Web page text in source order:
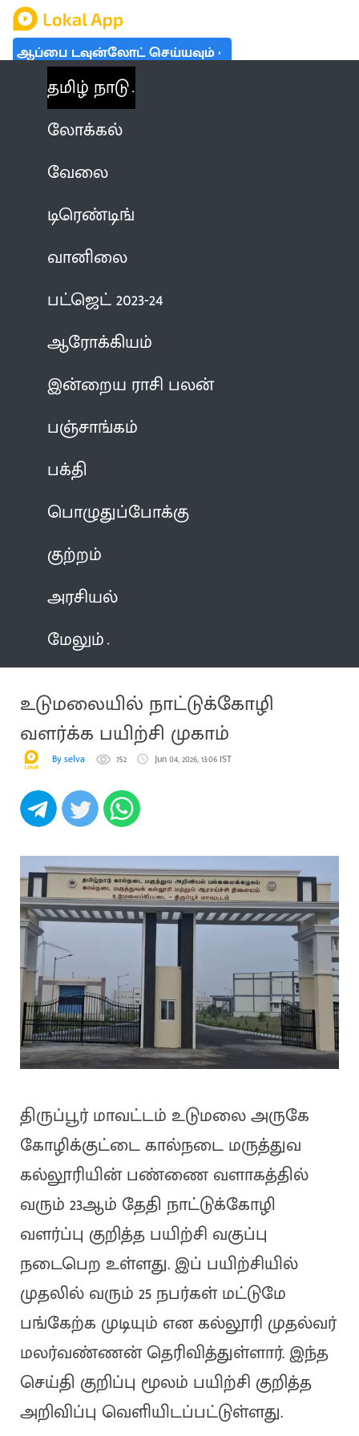
ஆப்பை டவுன்லோட் செய்யவும்
தமிழ் நாடு
லோக்கல்
வேலை
டிரெண்டிங்
வானிலை
பட்ஜெட் 2023-24
ஆரோக்கியம்
இன்றைய ராசி பலன்
பஞ்சாங்கம்
பக்தி
பொழுதுப்போக்கு
குற்றம்
அரசியல்
மேலும்
உடுமலையில் நாட்டுக்கோழி
வளர்க்க பயிற்சி முகாம்
By selva 752 Jun 04, 2026, 13:06 IST
திருப்பூர் மாவட்டம் உடுமலை அருகே
கோழிக்குட்டை கால்நடை மருத்துவ
கல்லூரியின் பண்ணை வளாகத்தில்
வரும் 23ஆம் தேதி நாட்டுக்கோழி
வளர்ப்பு குறித்த பயிற்சி வகுப்பு
நடைபெற உள்ளது. இப் பயிற்சியில்
முதலில் வரும் 25 நபர்கள் மட்டுமே
பங்கேற்க முடியும் என கல்லூரி முதல்வர்
மலர்வண்ணன் தெரிவித்துள்ளார். இந்த
செய்தி குறிப்பு மூலம் பயிற்சி குறித்த
அறிவிப்பு வெளியிடப்பட்டுள்ளது.